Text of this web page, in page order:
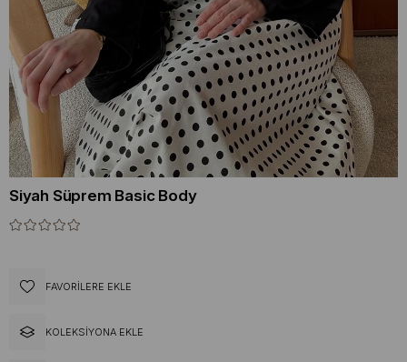
Siyah Süprem Basic Body
FAVORILERE EKLE
KOLEKSIYONA EKLE